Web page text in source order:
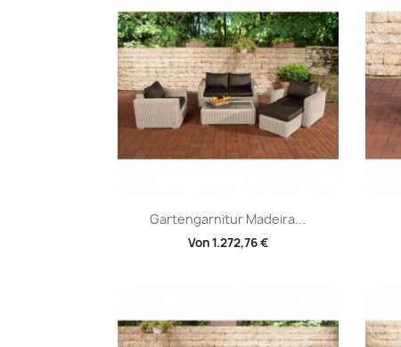
Gartengarnitur Madeira...
Von1.272,76 €
Vorschau